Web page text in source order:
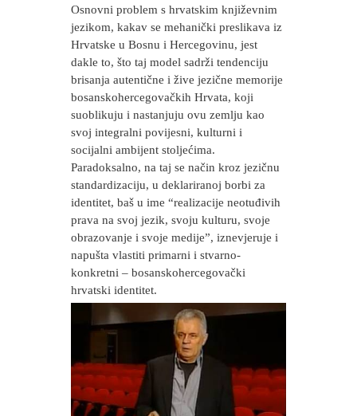
Osnovni problem s hrvatskim književnim
jezikom, kakav se mehanički preslikava iz
Hrvatske u Bosnu i Hercegovinu, jest
dakle to, što taj model sadrži tendenciju
brisanja autentične i žive jezične memorije
bosanskohercegovačkih Hrvata, koji
suoblikuju i nastanjuju ovu zemlju kao
svoj integralni povijesni, kulturni i
socijalni ambijent stoljećima.
Paradoksalno, na taj se način kroz jezičnu
standardizaciju, u deklariranoj borbi za
identitet, baš u ime “realizacije neotuđivih
prava na svoj jezik, svoju kulturu, svoje
obrazovanje i svoje medije”, iznevjeruje i
napušta vlastiti primarni i stvarno-
konkretni – bosanskohercegovački
hrvatski identitet.